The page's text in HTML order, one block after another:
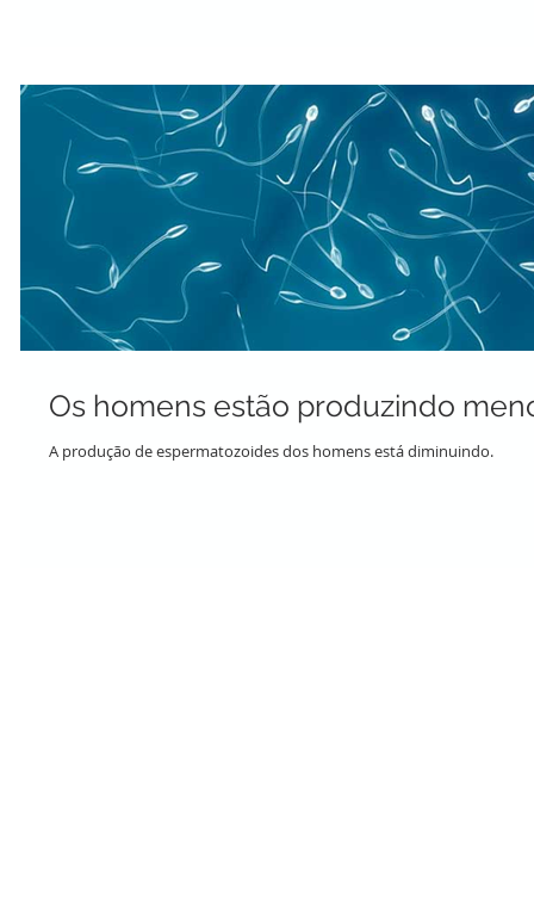
Os homens estão produzindo
A produção de espermatozoides dos homens está diminuindo.